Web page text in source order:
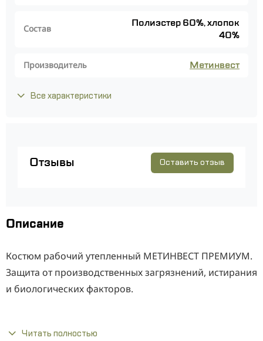
Состав
Полиэстер 60%, хлопок
40%
Производитель Метинвест
Все характеристики
Отзывы Оставить отзыв
Описание
Костюм рабочий утепленный МЕТИНВЕСТ ПРЕМИУМ.
Защита от производственных загрязнений, истирания
и биологических факторов.
Читать полностью